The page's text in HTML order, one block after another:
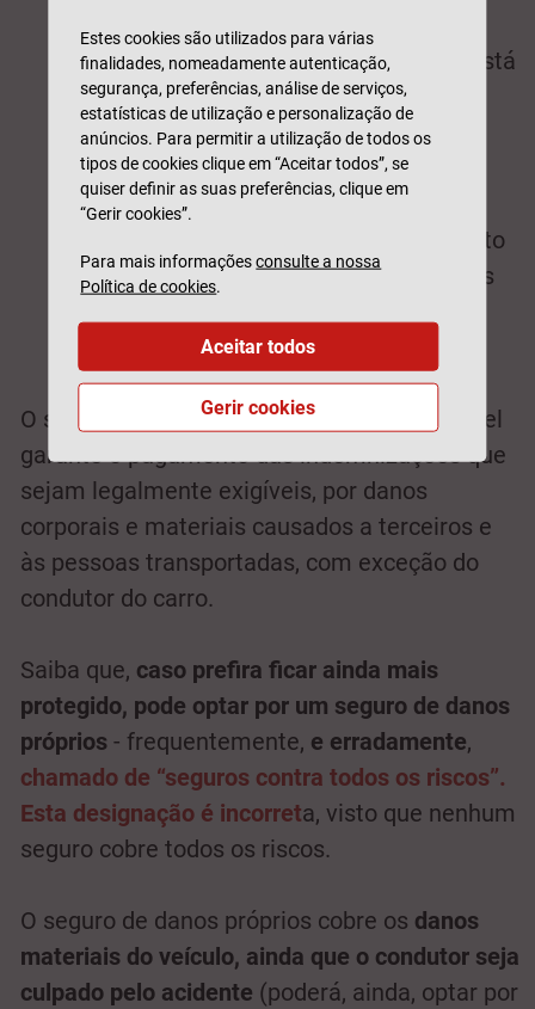
condutor, que conduz sem seguro
Se a culpa for do outro condutor, que está
a conduzir sem seguro,a sua situação
estará salvaguardada. Neste cenário,
deve chamar de imediato a polícia ao
local do acidente e entrar em contacto
com o FGA, que irá garantir o pagamento
da indemnização a que tem direito, mas
O seguro de responsabilidade civil automóvel
garante o pagamento das indemnizações que
sejam legalmente exigíveis, por danos
corporais e materiais causados a terceiros e
às pessoas transportadas, com exceção do
condutor do carro.
Saiba que, caso prefira ficar ainda mais
protegido, pode optar por um seguro de danos
próprios - frequentemente, e erradamente,
chamado de “seguros contra todos os riscos”.
Esta designação é incorreta, visto que nenhum
seguro cobre todos os riscos.
O seguro de danos próprios cobre os danos
materiais do veículo, ainda que o condutor seja
culpado pelo acidente (poderá, ainda, optar por
Estes cookies são utilizados para várias
finalidades, nomeadamente autenticação,
segurança, preferências, análise de serviços,
estatísticas de utilização e personalização de
anúncios. Para permitir a utilização de todos os
tipos de cookies clique em “Aceitar todos”, se
quiser definir as suas preferências, clique em
“Gerir cookies”.
Para mais informaçõesconsulte a nossa
Política de cookies.
Gerir cookies
Aceitar todos